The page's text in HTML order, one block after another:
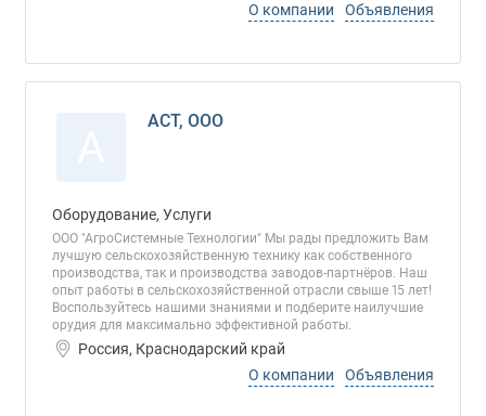
О компании
Объявления
АСТ, ООО
Оборудование, Услуги
ООО "АгроСистемные Технологии" Мы рады предложить Вам
лучшую сельскохозяйственную технику как собственного
производства, так и производства заводов-партнёров. Наш
опыт работы в сельскохозяйственной отрасли свыше 15 лет!
Воспользуйтесь нашими знаниями и подберите наилучшие
орудия для максимально эффективной работы.
Россия, Краснодарский край
О компании
Объявления